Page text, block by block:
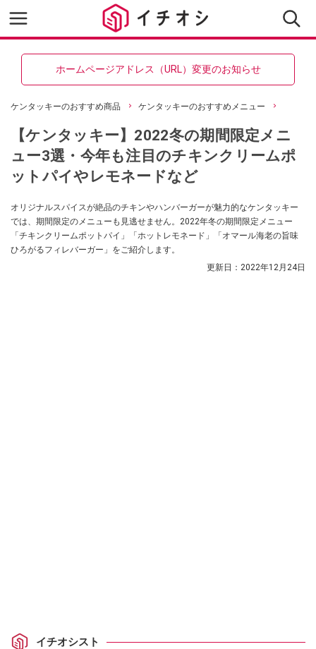
ホームページアドレス（URL）変更のお知らせ
ケンタッキーのおすすめ商品 ケンタッキーのおすすめメニュー
【ケンタッキー】2022冬の期間限定メニ
ュー3選・今年も注目のチキンクリームポ
ットパイやレモネードなど
オリジナルスパイスが絶品のチキンやハンバーガーが魅力的なケンタッキー
では、期間限定のメニューも見逃せません。2022年冬の期間限定メニュー
「チキンクリームポットパイ」「ホットレモネード」「オマール海老の旨味
ひろがるフィレバーガー」をご紹介します。
更新日： 2022年12月24日
イチオシスト